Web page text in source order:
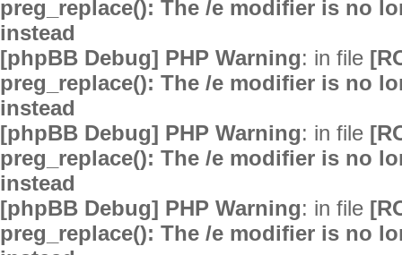
preg_replace(): The /e modifier is no
instead
[phpBB Debug] PHP Warning: in file
preg_replace(): The /e modifier is no
instead
[phpBB Debug] PHP Warning: in file
preg_replace(): The /e modifier is no
instead
[phpBB Debug] PHP Warning: in file
preg_replace(): The /e modifier is no